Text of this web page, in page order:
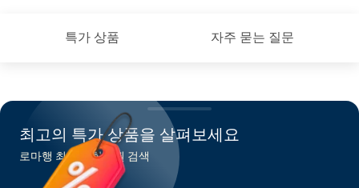
특가 상품 자주 묻는 질문
최고의 특가 상품을 살펴보세요
로마행 최저가 항공권 검색